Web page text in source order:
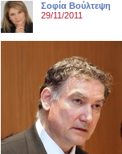
Σοφία Βούλτεψη
29/11/2011